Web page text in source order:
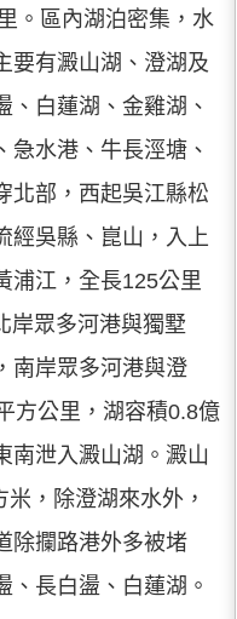
。區內湖泊密集，水
要有澱山湖、澄湖及
、白蓮湖、金雞湖、
急水港、牛長涇塘、
北部，西起吳江縣松
經吳縣、崑山，入上
浦江，全長125公里
岸眾多河港與獨墅
南岸眾多河港與澄
方公里，湖容積0.8億
南泄入澱山湖。澱山
，除澄湖來水外，
除攔路港外多被堵
、長白盪、白蓮湖。